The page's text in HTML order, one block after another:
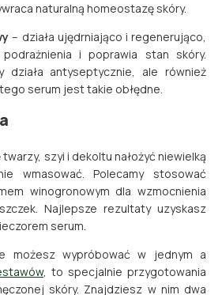
naturalną homeostazę skóry.
– działa ujędrniająco i regenerująco,
i poprawia stan skóry.
działa antyseptycznie, ale również
serum jest takie obłędne.
szyi i dekoltu nałożyć niewielką
wmasować. Polecamy stosować
winogronowym dla wzmocnienia
Najlepsze rezultaty uzyskasz
serum.
możesz wypróbować w jednym a
, to specjalnie przygotowania
skóry. Znajdziesz w nim dwa